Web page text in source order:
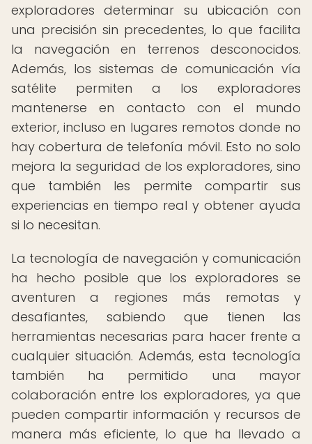
exploradores determinar su ubicación con
una precisión sin precedentes, lo que facilita
la navegación en terrenos desconocidos.
Además, los sistemas de comunicación vía
satélite permiten a los exploradores
mantenerse en contacto con el mundo
exterior, incluso en lugares remotos donde no
hay cobertura de telefonía móvil. Esto no solo
mejora la seguridad de los exploradores, sino
que también les permite compartir sus
experiencias en tiempo real y obtener ayuda
si lo necesitan.
La tecnología de navegación y comunicación
ha hecho posible que los exploradores se
aventuren a regiones más remotas y
desafiantes, sabiendo que tienen las
herramientas necesarias para hacer frente a
cualquier situación. Además, esta tecnología
también ha permitido una mayor
colaboración entre los exploradores, ya que
pueden compartir información y recursos de
manera más eficiente, lo que ha llevado a